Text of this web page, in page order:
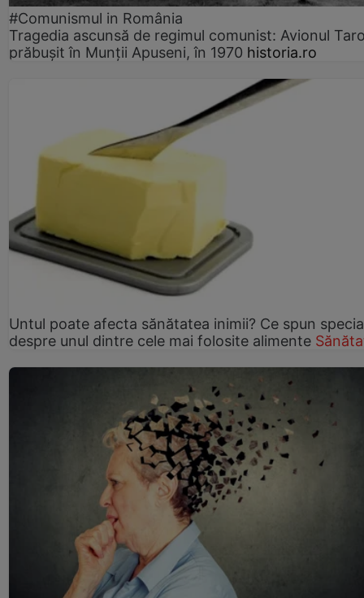
#Comunismul in România
Tragedia ascunsă de regimul comunist: Avionul
prăbușit în Munții Apuseni, în 1970 historia.ro
Untul poate afecta sănătatea inimii? Ce spun
despre unul dintre cele mai folosite alimente